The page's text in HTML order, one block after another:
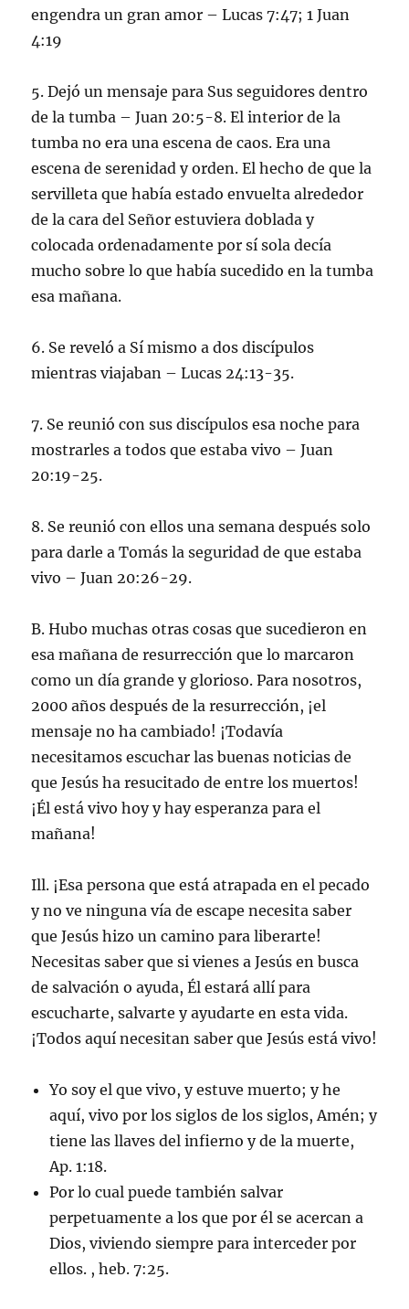
engendra un gran amor – Lucas 7:47; 1 Juan
4:19
5. Dejó un mensaje para Sus seguidores dentro
de la tumba – Juan 20:5-8. El interior de la
tumba no era una escena de caos. Era una
escena de serenidad y orden. El hecho de que la
servilleta que había estado envuelta alrededor
de la cara del Señor estuviera doblada y
colocada ordenadamente por sí sola decía
mucho sobre lo que había sucedido en la tumba
esa mañana.
6. Se reveló a Sí mismo a dos discípulos
mientras viajaban – Lucas 24:13-35.
7. Se reunió con sus discípulos esa noche para
mostrarles a todos que estaba vivo – Juan
20:19-25.
8. Se reunió con ellos una semana después solo
para darle a Tomás la seguridad de que estaba
vivo – Juan 20:26-29.
B. Hubo muchas otras cosas que sucedieron en
esa mañana de resurrección que lo marcaron
como un día grande y glorioso. Para nosotros,
2000 años después de la resurrección, ¡el
mensaje no ha cambiado! ¡Todavía
necesitamos escuchar las buenas noticias de
que Jesús ha resucitado de entre los muertos!
¡Él está vivo hoy y hay esperanza para el
mañana!
Ill. ¡Esa persona que está atrapada en el pecado
y no ve ninguna vía de escape necesita saber
que Jesús hizo un camino para liberarte!
Necesitas saber que si vienes a Jesús en busca
de salvación o ayuda, Él estará allí para
escucharte, salvarte y ayudarte en esta vida.
¡Todos aquí necesitan saber que Jesús está vivo!
Yo soy el que vivo, y estuve muerto; y he
aquí, vivo por los siglos de los siglos, Amén; y
tiene las llaves del infierno y de la muerte,
Ap. 1:18.
Por lo cual puede también salvar
perpetuamente a los que por él se acercan a
Dios, viviendo siempre para interceder por
ellos. , heb. 7:25.